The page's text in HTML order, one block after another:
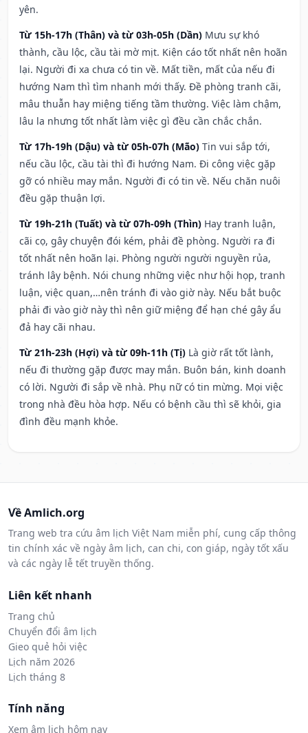
yên.
Từ 15h-17h (Thân) và từ 03h-05h (Dần) Mưu sự khó
thành, cầu lộc, cầu tài mờ mịt. Kiện cáo tốt nhất nên hoãn
lại. Người đi xa chưa có tin về. Mất tiền, mất của nếu đi
hướng Nam thì tìm nhanh mới thấy. Đề phòng tranh cãi,
mâu thuẫn hay miệng tiếng tầm thường. Việc làm chậm,
lâu la nhưng tốt nhất làm việc gì đều cần chắc chắn.
Từ 17h-19h (Dậu) và từ 05h-07h (Mão) Tin vui sắp tới,
nếu cầu lộc, cầu tài thì đi hướng Nam. Đi công việc gặp
gỡ có nhiều may mắn. Người đi có tin về. Nếu chăn nuôi
đều gặp thuận lợi.
Từ 19h-21h (Tuất) và từ 07h-09h (Thìn) Hay tranh luận,
cãi cọ, gây chuyện đói kém, phải đề phòng. Người ra đi
tốt nhất nên hoãn lại. Phòng người người nguyền rủa,
tránh lây bệnh. Nói chung những việc như hội họp, tranh
luận, việc quan,…nên tránh đi vào giờ này. Nếu bắt buộc
phải đi vào giờ này thì nên giữ miệng để hạn ché gây ẩu
đả hay cãi nhau.
Từ 21h-23h (Hợi) và từ 09h-11h (Tị) Là giờ rất tốt lành,
nếu đi thường gặp được may mắn. Buôn bán, kinh doanh
có lời. Người đi sắp về nhà. Phụ nữ có tin mừng. Mọi việc
trong nhà đều hòa hợp. Nếu có bệnh cầu thì sẽ khỏi, gia
đình đều mạnh khỏe.
Về Amlich.org
Trang web tra cứu âm lịch Việt Nam miễn phí, cung cấp thông
tin chính xác về ngày âm lịch, can chi, con giáp, ngày tốt xấu
và các ngày lễ tết truyền thống.
Liên kết nhanh
Trang chủ
Chuyển đổi âm lịch
Gieo quẻ hỏi việc
Lịch năm 2026
Lịch tháng 8
Tính năng
Xem âm lịch hôm nay